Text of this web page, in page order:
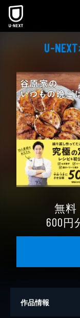
本文へスキップ
U-NEXT
無
600円
作品情報